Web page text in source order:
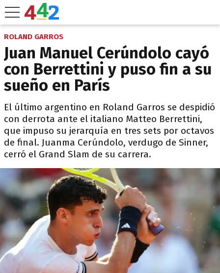
ROLAND GARROS
Juan Manuel Cerúndolo cayó
con Berrettini y puso fin a su
sueño en París
El último argentino en Roland Garros se despidió
con derrota ante el italiano Matteo Berrettini,
que impuso su jerarquía en tres sets por octavos
de final. Juanma Cerúndolo, verdugo de Sinner,
cerró el Grand Slam de su carrera.